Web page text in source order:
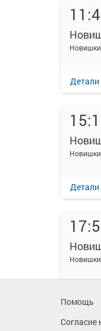
Новишки
Детали
Новишки
Детали
Новишки
Помощь
Согласие